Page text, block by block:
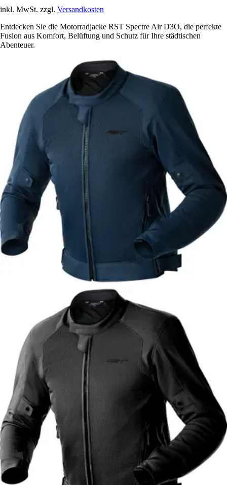
inkl. MwSt. zzgl. Versandkosten
Entdecken Sie die Motorradjacke RST Spectre Air D3O, die perfekte
Fusion aus Komfort, Belüftung und Schutz für Ihre städtischen
Abenteuer.